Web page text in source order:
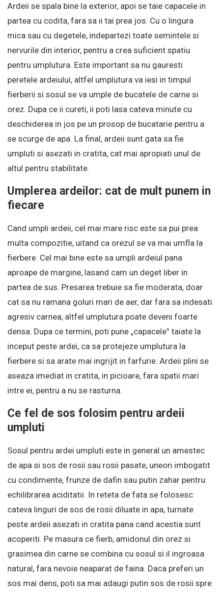
Ardeii se spala bine la exterior, apoi se taie capacele in
partea cu codita, fara sa ii tai prea jos. Cu o lingura
mica sau cu degetele, indepartezi toate semintele si
nervurile din interior, pentru a crea suficient spatiu
pentru umplutura. Este important sa nu gauresti
peretele ardeiului, altfel umplutura va iesi in timpul
fierberii si sosul se va umple de bucatele de carne si
orez. Dupa ce ii cureti, ii poti lasa cateva minute cu
deschiderea in jos pe un prosop de bucatarie pentru a
se scurge de apa. La final, ardeii sunt gata sa fie
umpluti si asezati in cratita, cat mai apropiati unul de
altul pentru stabilitate.
Umplerea ardeilor: cat de mult punem in
fiecare
Cand umpli ardeii, cel mai mare risc este sa pui prea
multa compozitie, uitand ca orezul se va mai umfla la
fierbere. Cel mai bine este sa umpli ardeiul pana
aproape de margine, lasand cam un deget liber in
partea de sus. Presarea trebuie sa fie moderata, doar
cat sa nu ramana goluri mari de aer, dar fara sa indesati
agresiv carnea, altfel umplutura poate deveni foarte
densa. Dupa ce termini, poti pune „capacele” taiate la
inceput peste ardei, ca sa protejeze umplutura la
fierbere si sa arate mai ingrijit in farfurie. Ardeii plini se
aseaza imediat in cratita, in picioare, fara spatii mari
intre ei, pentru a nu se rasturna.
Ce fel de sos folosim pentru ardeii
umpluti
Sosul pentru ardei umpluti este in general un amestec
de apa si sos de rosii sau rosii pasate, uneori imbogatit
cu condimente, frunze de dafin sau putin zahar pentru
echilibrarea aciditatii. In reteta de fata se folosesc
cateva linguri de sos de rosii diluate in apa, turnate
peste ardeii asezati in cratita pana cand acestia sunt
acoperiti. Pe masura ce fierb, amidonul din orez si
grasimea din carne se combina cu sosul si il ingroasa
natural, fara nevoie neaparat de faina. Daca preferi un
sos mai dens, poti sa mai adaugi putin sos de rosii spre